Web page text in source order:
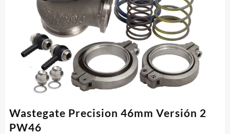
Wastegate Precision 46mm Versión 2
PW46